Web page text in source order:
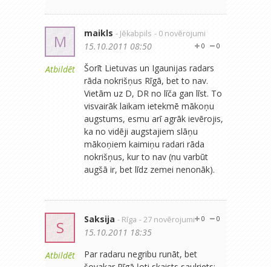
M
Atbildēt
maikls - Jēkabpils - 0 novērojumi
0
0
15.10.2011 08:50
Šorīt Lietuvas un Igaunijas radars
rāda nokrišņus Rīgā, bet to nav.
Vietām uz D, DR no līča gan līst. To
visvairāk laikam ietekmē mākoņu
augstums, esmu arī agrāk ievērojis,
ka no vidēji augstajiem slāņu
mākoņiem kaimiņu radari rāda
nokrišņus, kur to nav (nu varbūt
augšā ir, bet līdz zemei nenonāk).
S
Atbildēt
Saksija - Rīga - 27 novērojumi 0
0
15.10.2011 18:35
Par radaru negribu runāt, bet